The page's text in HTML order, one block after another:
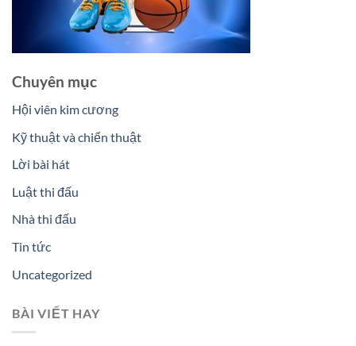
Chuyên mục
Hội viên kim cương
Kỹ thuật và chiến thuật
Lời bài hát
Luật thi đấu
Nhà thi đấu
Tin tức
Uncategorized
BÀI VIẾT HAY